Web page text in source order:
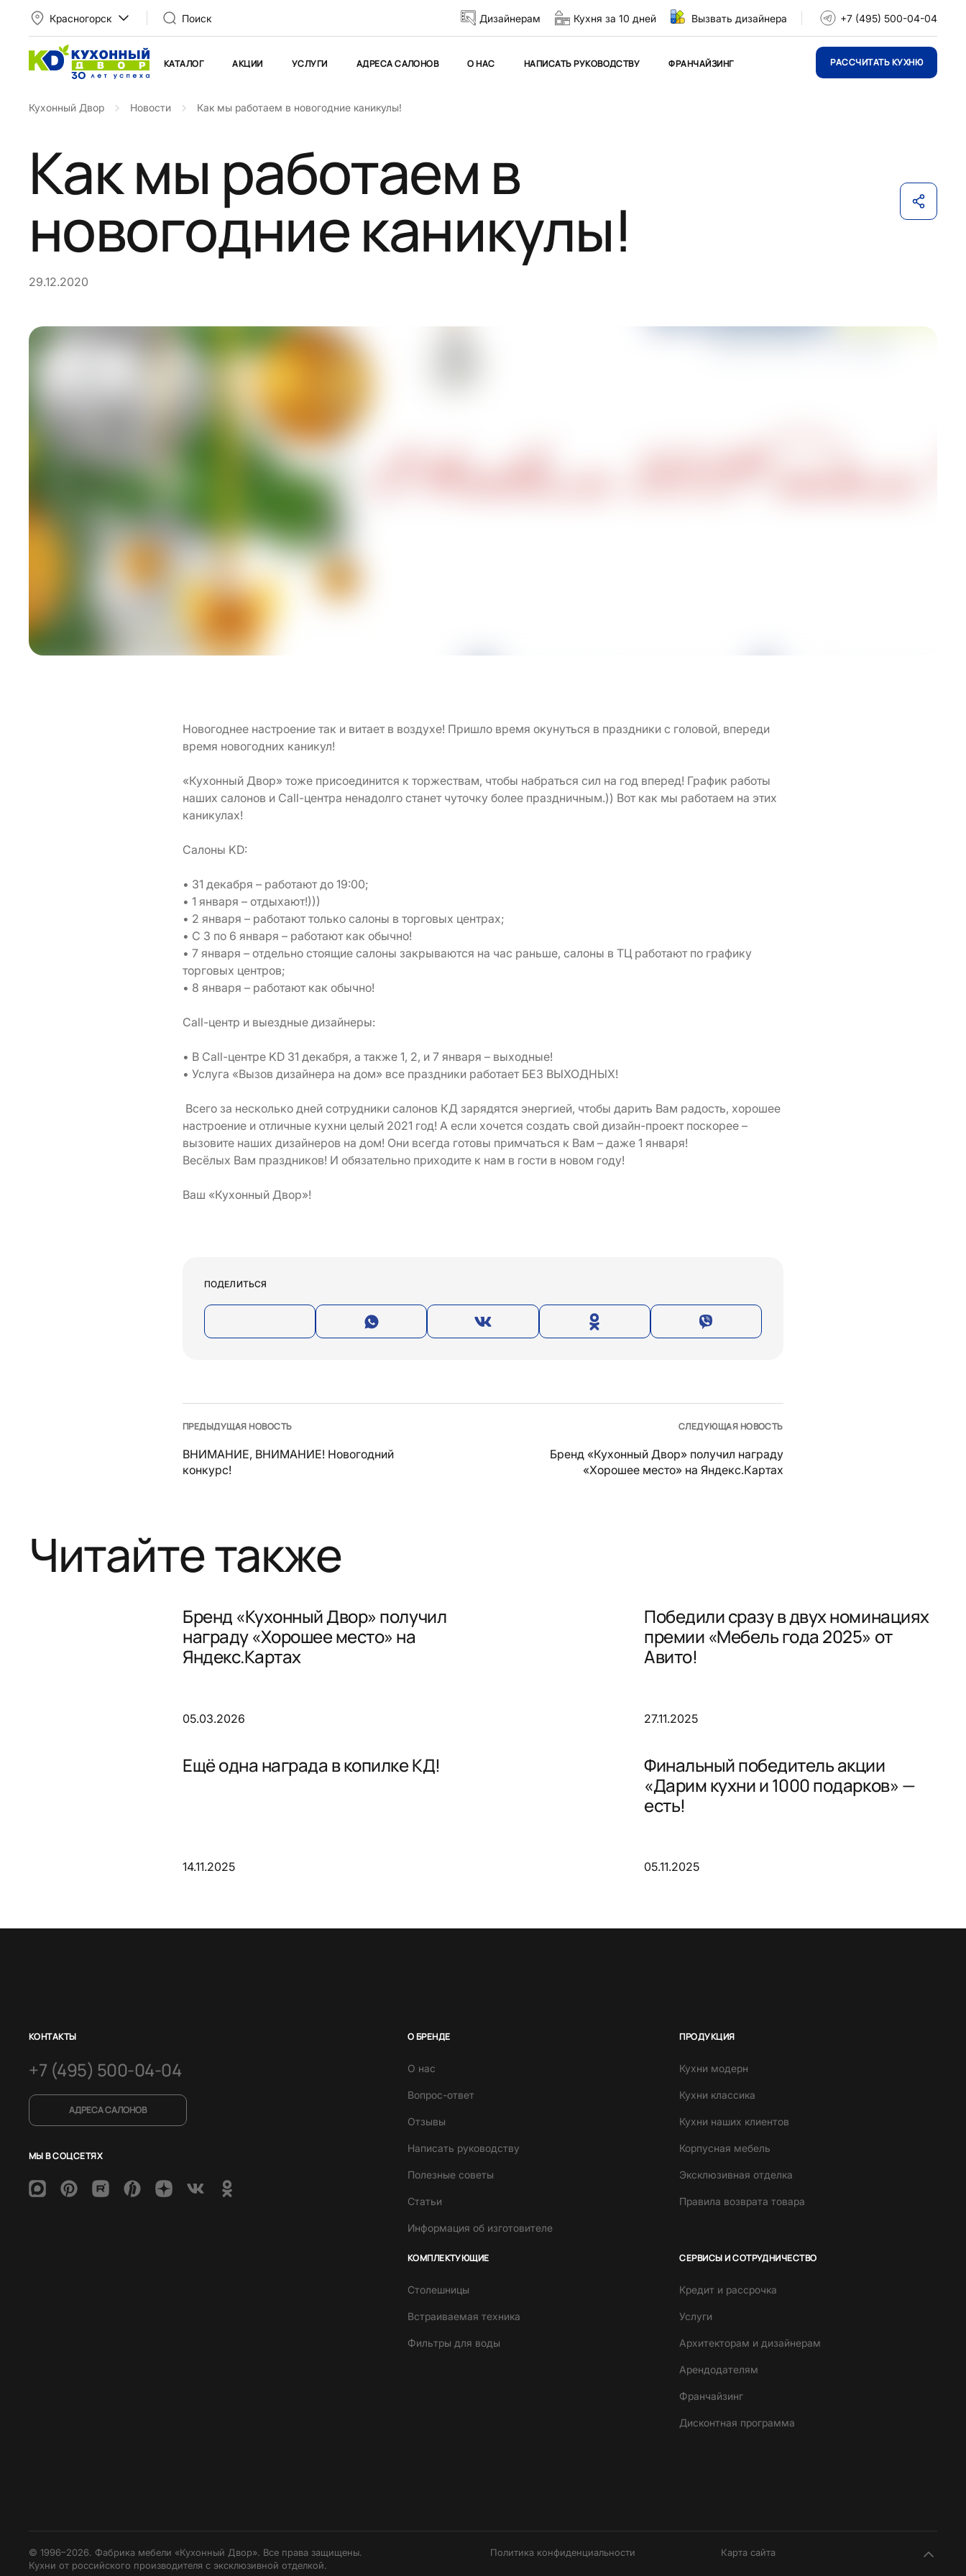
Красногорск Поиск Дизайнерам Кухня за 10 дней Вызвать дизайнера +7 (495) 500-04-04
КАТАЛОГ АКЦИИ УСЛУГИ АДРЕСА САЛОНОВ О НАС НАПИСАТЬ РУКОВОДСТВУ ФРАНЧАЙЗИНГ РАССЧИТАТЬ КУХНЮ
Кухонный Двор Новости Как мы работаем в новогодние каникулы!
Как мы работаем в
новогодние каникулы!
29.12.2020
Новогоднее настроение так и витает в воздухе! Пришло время окунуться в праздники с головой, впереди
время новогодних каникул!
«Кухонный Двор» тоже присоединится к торжествам, чтобы набраться сил на год вперед! График работы
наших салонов и Call-центра ненадолго станет чуточку более праздничным.)) Вот как мы работаем на этих
каникулах!
Салоны KD:
• 31 декабря – работают до 19:00;
• 1 января – отдыхают!)))
• 2 января – работают только салоны в торговых центрах;
• С 3 по 6 января – работают как обычно!
• 7 января – отдельно стоящие салоны закрываются на час раньше, салоны в ТЦ работают по графику
торговых центров;
• 8 января – работают как обычно!
Call-центр и выездные дизайнеры:
• В Call-центре KD 31 декабря, а также 1, 2, и 7 января – выходные!
• Услуга «Вызов дизайнера на дом» все праздники работает БЕЗ ВЫХОДНЫХ!
Всего за несколько дней сотрудники салонов КД зарядятся энергией, чтобы дарить Вам радость, хорошее
настроение и отличные кухни целый 2021 год! А если хочется создать свой дизайн-проект поскорее –
вызовите наших дизайнеров на дом! Они всегда готовы примчаться к Вам – даже 1 января!
Весёлых Вам праздников! И обязательно приходите к нам в гости в новом году!
Ваш «Кухонный Двор»!
ПОДЕЛИТЬСЯ
ПРЕДЫДУЩАЯ НОВОСТЬ
ВНИМАНИЕ, ВНИМАНИЕ! Новогодний
конкурс!
СЛЕДУЮЩАЯ НОВОСТЬ
Бренд «Кухонный Двор» получил награду
«Хорошее место» на Яндекс.Картах
Читайте также
Бренд «Кухонный Двор» получил
награду «Хорошее место» на
Яндекс.Картах
05.03.2026
Победили сразу в двух номинациях
премии «Мебель года 2025» от
Авито!
27.11.2025
Ещё одна награда в копилке КД!
14.11.2025
Финальный победитель акции
«Дарим кухни и 1000 подарков» —
есть!
05.11.2025
КОНТАКТЫ
+7 (495) 500-04-04
АДРЕСА САЛОНОВ
МЫ В СОЦСЕТЯХ
О БРЕНДЕ
О нас
Вопрос-ответ
Отзывы
Написать руководству
Полезные советы
Статьи
Информация об изготовителе
ПРОДУКЦИЯ
Кухни модерн
Кухни классика
Кухни наших клиентов
Корпусная мебель
Эксклюзивная отделка
Правила возврата товара
КОМПЛЕКТУЮЩИЕ
Столешницы
Встраиваемая техника
Фильтры для воды
СЕРВИСЫ И СОТРУДНИЧЕСТВО
Кредит и рассрочка
Услуги
Архитекторам и дизайнерам
Арендодателям
Франчайзинг
Дисконтная программа
© 1996–2026. Фабрика мебели «Кухонный Двор». Все права защищены.
Кухни от российского производителя с эксклюзивной отделкой.
Политика конфиденциальности Карта сайта